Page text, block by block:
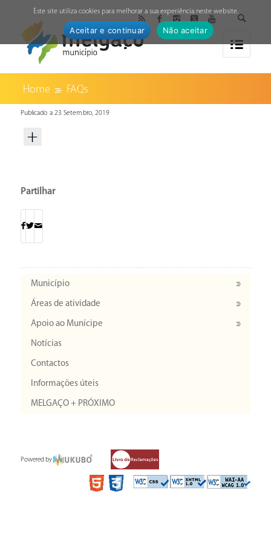
Home FAQs
Publicado a 23 Setembro, 2019
Partilhar
Município
Áreas de atividade
Apoio ao Munícipe
Notícias
Contactos
Informações úteis
MELGAÇO + PRÓXIMO
Powered by
Este site utiliza cookies para melhorar a sua experiência neste website.
Aceitar e continuar Não aceitar